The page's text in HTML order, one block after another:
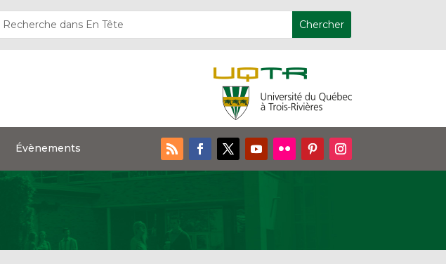
Évènements